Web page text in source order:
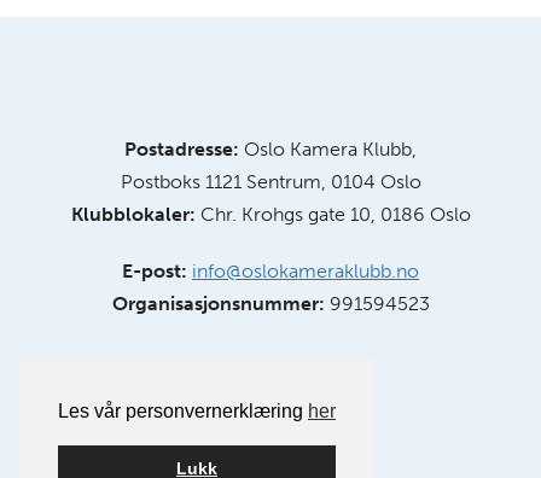
Les vår personvernerklæring her
Lukk
Postadresse: Oslo Kamera Klubb,
Postboks 1121 Sentrum, 0104 Oslo
Klubblokaler: Chr. Krohgs gate 10, 0186 Oslo
E-post: info@oslokameraklubb.no
Organisasjonsnummer: 991594523